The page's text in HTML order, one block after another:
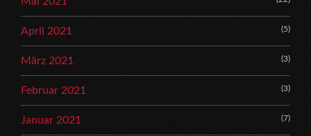
April 2021 (5)
März 2021 (3)
Februar 2021 (3)
Januar 2021 (7)